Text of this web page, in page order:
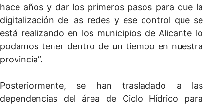
hace años y dar los primeros pasos para que la
digitalización de las redes y ese control que se
está realizando en los municipios de Alicante lo
podamos tener dentro de un tiempo en nuestra
provincia”.
Posteriormente, se han trasladado a las
dependencias del área de Ciclo Hídrico para